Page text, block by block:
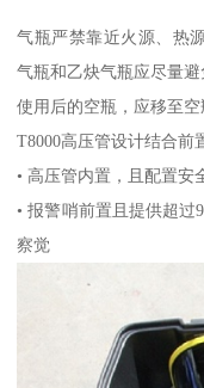
气瓶严禁靠近火源、热
气瓶和乙炔气瓶应尽量避
使用后的空瓶，应移至空
T8000高压管设计结合前
• 高压管内置，且配置安
• 报警哨前置且提供超过
察觉